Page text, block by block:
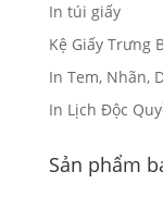
In túi giấy
Kệ Giấy Trưng
In Tem, Nhãn,
In Lịch Độc
Sản phẩm